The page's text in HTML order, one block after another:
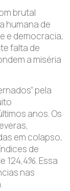
brutal
humana de
e democracia,
falta de
a miséria
pela
anos. Os
em colapso,
de
124,4%. Essa
nas